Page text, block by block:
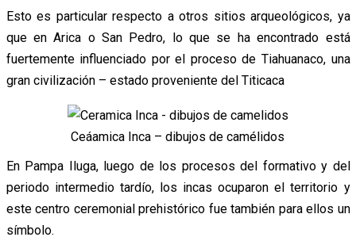
Esto es particular respecto a otros sitios arqueológicos, ya
que en Arica o San Pedro, lo que se ha encontrado está
fuertemente influenciado por el proceso de Tiahuanaco, una
gran civilización – estado proveniente del Titicaca
Ceáamica Inca – dibujos de camélidos
En Pampa Iluga, luego de los procesos del formativo y del
periodo intermedio tardío, los incas ocuparon el territorio y
este centro ceremonial prehistórico fue también para ellos un
símbolo.